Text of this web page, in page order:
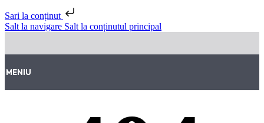
Sari la conținut
Salt la navigare Salt la conținutul principal
MENIU